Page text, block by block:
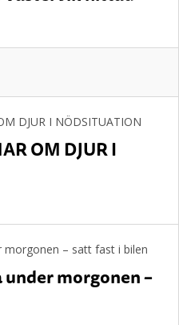
OM DJUR I
morgonen –